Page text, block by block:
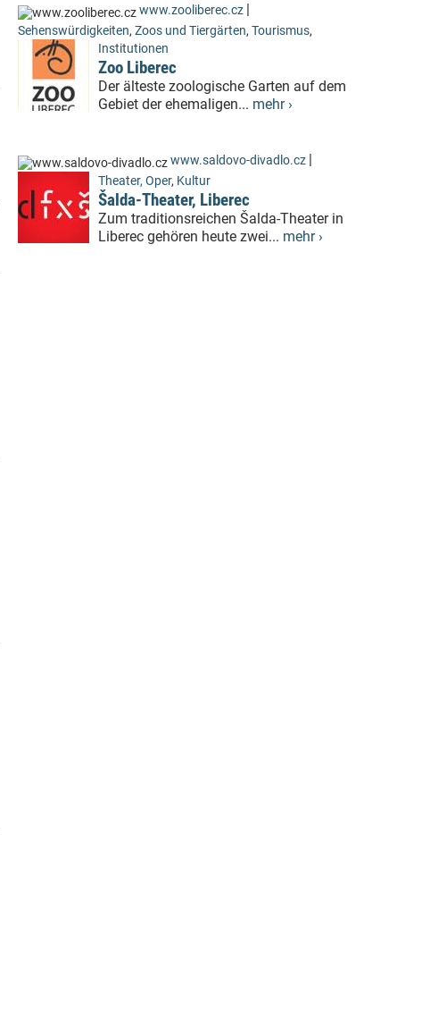
www.zooliberec.cz |
Sehenswürdigkeiten, Zoos und Tiergärten, Tourismus,
Institutionen
Zoo Liberec
Der älteste zoologische Garten auf dem
Gebiet der ehemaligen... mehr ›
www.saldovo-divadlo.cz |
Theater, Oper, Kultur
Šalda-Theater, Liberec
Zum traditionsreichen Šalda-Theater in
Liberec gehören heute zwei... mehr ›